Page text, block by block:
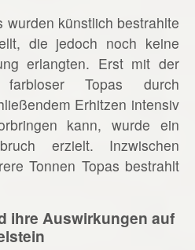
wurden künstlich bestrahlte
die jedoch noch keine
erlangten. Erst mit der
Topas durch
Erhitzen intensiv
kann, wurde ein
erzielt. Inzwischen
Tonnen Topas bestrahlt
ihre Auswirkungen auf